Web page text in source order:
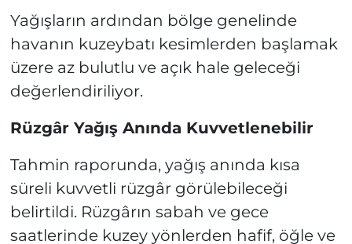
Yağışların ardından bölge genelinde
havanın kuzeybatı kesimlerden başlamak
üzere az bulutlu ve açık hale geleceği
değerlendiriliyor.
Rüzgâr Yağış Anında Kuvvetlenebilir
Tahmin raporunda, yağış anında kısa
süreli kuvvetli rüzgâr görülebileceği
belirtildi. Rüzgârın sabah ve gece
saatlerinde kuzey yönlerden hafif, öğle ve